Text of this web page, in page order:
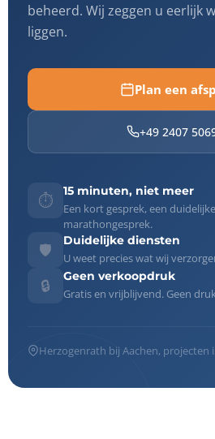
beheerd. Wij zeggen u eerlijk
liggen.
Plan een
+49 2407
⏱️
15 minuten, niet meer
Een kort gesprek, een
marathongesprek.
🛡️
Duidelijke diensten
U weet precies wat wij
🔒
Geen verkoopdruk
Gratis en vrijblijvend. Geen
Herzogenrath bij Aachen, projecten